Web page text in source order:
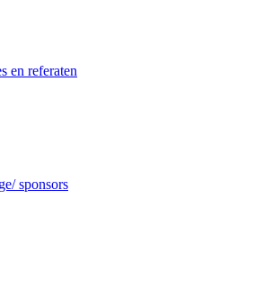
en referaten
sponsors